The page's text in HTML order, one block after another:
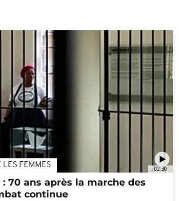
02:30
LES FEMMES
70 ans après la marche des
continue